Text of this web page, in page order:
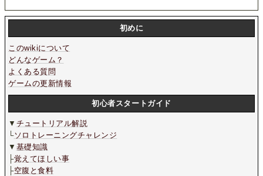
初めに
このwikiについて
どんなゲーム？
よくある質問
ゲームの更新情報
初心者スタートガイド
▼ チュートリアル解説
└ソロトレーニングチャレンジ
▼ 基礎知識
├覚えてほしい事
├空腹と食料